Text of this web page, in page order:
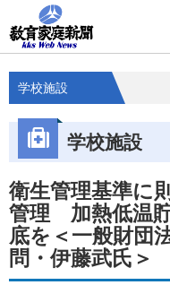
学校施設
学校施設
衛生管理基準に
管理 加熱低温
底を＜一般財団
問・伊藤武氏＞